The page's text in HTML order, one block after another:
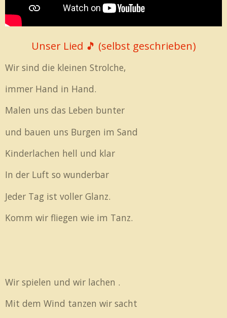
Unser Lied 🎵 (selbst geschrieben)
Wir sind die kleinen Strolche,
immer Hand in Hand.
Malen uns das Leben bunter
und bauen uns Burgen im Sand
Kinderlachen hell und klar
In der Luft so wunderbar
Jeder Tag ist voller Glanz.
Komm wir fliegen wie im Tanz.
Wir spielen und wir lachen .
Mit dem Wind tanzen wir sacht